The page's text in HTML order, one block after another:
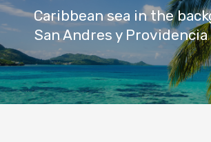
Caribbean sea in the
San Andres y